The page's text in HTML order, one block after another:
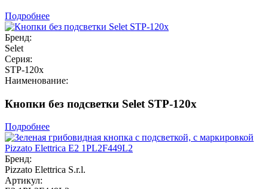
Подробнее
Бренд:
Selet
Серия:
STP-120x
Наименование:
Кнопки без подсветки Selet STP-120x
Подробнее
Бренд:
Pizzato Elettrica S.r.l.
Артикул: